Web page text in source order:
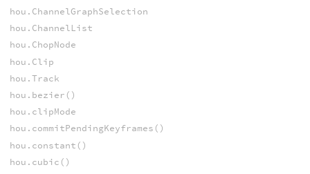
hou.ChannelGraphSelection
hou.ChannelList
hou.ChopNode
hou.Clip
hou.Track
hou.bezier()
hou.clipMode
hou.commitPendingKeyframes()
hou.constant()
hou.cubic()